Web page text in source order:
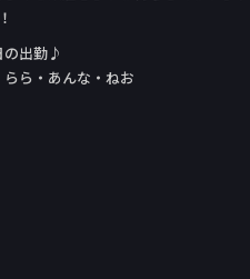
出勤♪
らら・あんな・ねお